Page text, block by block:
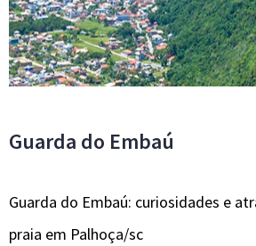
Guarda do Embaú
Guarda do Embaú: curiosidades e
praia em Palhoça/sc